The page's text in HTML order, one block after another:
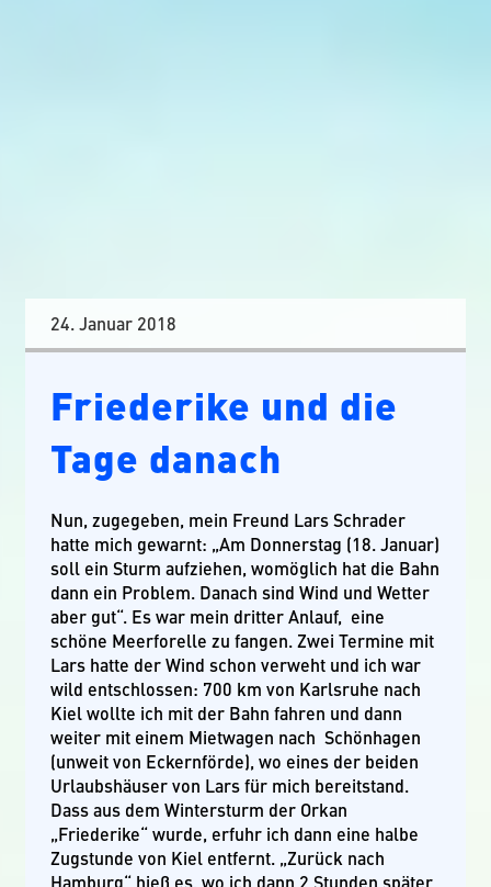
24. Januar 2018
Friederike und die
Tage danach
Nun, zugegeben, mein Freund Lars Schrader
hatte mich gewarnt: „Am Donnerstag (18. Januar)
soll ein Sturm aufziehen, womöglich hat die Bahn
dann ein Problem. Danach sind Wind und Wetter
aber gut“. Es war mein dritter Anlauf, eine
schöne Meerforelle zu fangen. Zwei Termine mit
Lars hatte der Wind schon verweht und ich war
wild entschlossen: 700 km von Karlsruhe nach
Kiel wollte ich mit der Bahn fahren und dann
weiter mit einem Mietwagen nach Schönhagen
(unweit von Eckernförde), wo eines der beiden
Urlaubshäuser von Lars für mich bereitstand.
Dass aus dem Wintersturm der Orkan
„Friederike“ wurde, erfuhr ich dann eine halbe
Zugstunde von Kiel entfernt. „Zurück nach